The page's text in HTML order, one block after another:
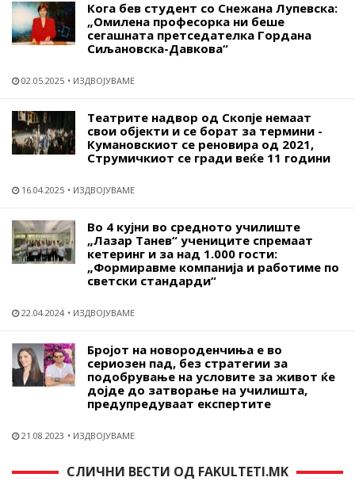
Кога бев студент со Снежана Лупевска:
„Омилена професорка ни беше
сегашната претседателка Гордана
Сиљановска-Давкова“
02.05.2025 ИЗДВОЈУВАМЕ
Театрите надвор од Скопје немаат
свои објекти и се борат за термини -
Кумановскиот се реновира од 2021,
Струмичкиот се гради веќе 11 години
16.04.2025 ИЗДВОЈУВАМЕ
Во 4 кујни во средното училиште
„Лазар Танев“ учениците спремаат
кетеринг и за над 1.000 гости:
„Формиравме компанија и работиме по
светски стандарди“
22.04.2024 ИЗДВОЈУВАМЕ
Бројот на новороденчиња е во
сериозен пад, без стратегии за
подобрување на условите за живот ќе
дојде до затворање на училишта,
предупредуваат експертите
21.08.2023 ИЗДВОЈУВАМЕ
СЛИЧНИ ВЕСТИ ОД FAKULTETI.MK